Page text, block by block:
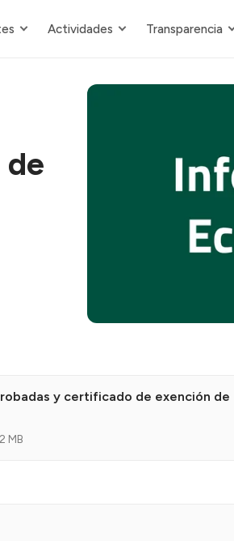
Actividades Transparencia
de
y certificado de exención de
2 MB